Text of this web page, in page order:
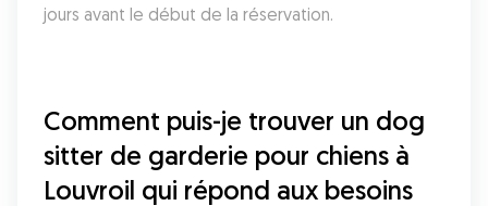
jours avant le début de la réservation.
Comment puis-je trouver un dog
sitter de garderie pour chiens à
Louvroil qui répond aux besoins